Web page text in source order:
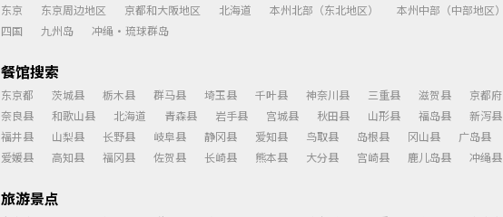
东京 东京周边地区 京都和大阪地区 北海道 本州北部（东北地区） 本州中部（中部地区）
四国
九州岛 冲绳・琉球群岛
餐馆搜索
东京都 茨城县 栃木县 群马县 埼玉县 千叶县 神奈川县 三重县 滋贺县 京都府
奈良县
和歌山县 北海道 青森县 岩手县 宫城县 秋田县 山形县 福岛县 新泻县
福井县
山梨县 长野县 岐阜县 静冈县 爱知县 鸟取县 岛根县 冈山县 广岛县
爱媛县
高知县 福冈县 佐贺县 长崎县 熊本县 大分县 宫崎县 鹿儿岛县 冲绳县
旅游景点